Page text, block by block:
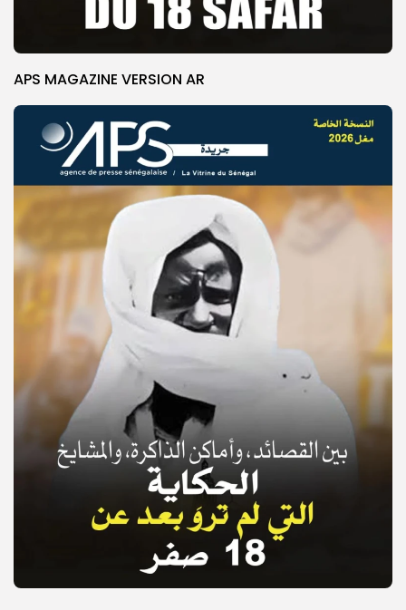
© Copyright 2025, APS
APS MAGAZINE VERSION AR